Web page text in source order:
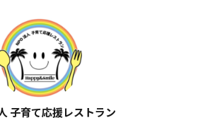
子育て応援レストラン